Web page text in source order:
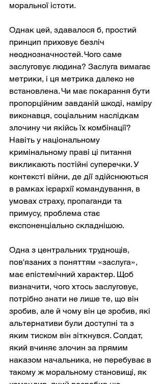
моральної істоти.
Однак цей, здавалося б, простий
принцип приховує безліч
неоднозначностей. Чого саме
заслуговує людина? Заслуга вимагає
метрики, і ця метрика далеко не
встановлена. Чи має покарання бути
пропорційним завданій шкоді, наміру
виконавця, соціальним наслідкам
злочину чи якійсь їх комбінації?
Навіть у національному
кримінальному праві ці питання
викликають постійні суперечки. У
контексті війни, де дії здійснюються
в рамках ієрархії командування, в
умовах страху, пропаганди та
примусу, проблема стає
експоненціально складнішою.
Одна з центральних труднощів,
пов'язаних з поняттям «заслуга»,
має епістемічний характер. Щоб
визначити, чого хтось заслуговує,
потрібно знати не лише те, що він
зробив, але й чому він це зробив, які
альтернативи були доступні та з
яким тиском він зіткнувся. Солдат,
який вчиняє злочин за прямим
наказом начальника, не перебуває в
такому ж моральному становищі, як